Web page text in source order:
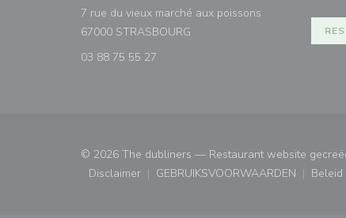
7 rue du vieux marché aux poissons
67000 STRASBOURG ((opent in een nieuw venster))
03 88 75 55 27
© 2026 The dubliners — Restaurant website
Disclaimer
((opent in een nieuw venster))
GEBRUIKSVOORWAARDEN
((opent in een nieuw